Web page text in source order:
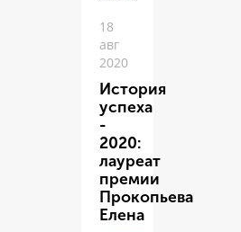
18
авг
2020
История
успеха
-
2020:
лауреат
премии
Прокопьева
Елена